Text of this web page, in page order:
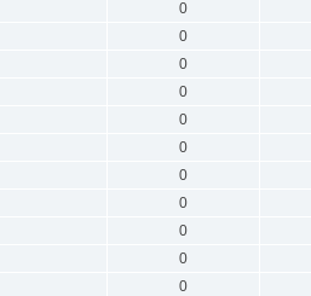
0
0
0
0
0
0
0
0
0
0
0